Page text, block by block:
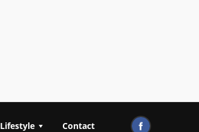
Lifestyle Contact